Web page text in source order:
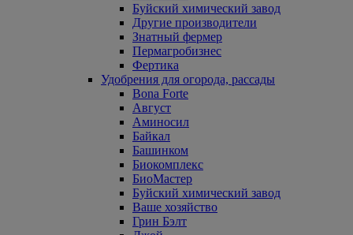
Буйский химический завод
Другие производители
Знатный фермер
Пермагробизнес
Фертика
Удобрения для огорода, рассады
Bona Forte
Август
Аминосил
Байкал
Башинком
Биокомплекс
БиоМастер
Буйский химический завод
Ваше хозяйство
Грин Бэлт